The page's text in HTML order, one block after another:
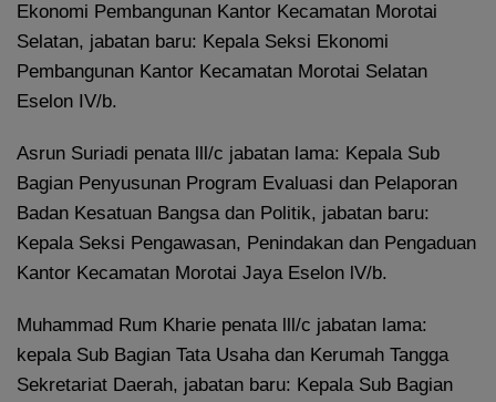
Ekonomi Pembangunan Kantor Kecamatan Morotai
Selatan, jabatan baru: Kepala Seksi Ekonomi
Pembangunan Kantor Kecamatan Morotai Selatan
Eselon IV/b.
Asrun Suriadi penata lll/c jabatan lama: Kepala Sub
Bagian Penyusunan Program Evaluasi dan Pelaporan
Badan Kesatuan Bangsa dan Politik, jabatan baru:
Kepala Seksi Pengawasan, Penindakan dan Pengaduan
Kantor Kecamatan Morotai Jaya Eselon lV/b.
Muhammad Rum Kharie penata lll/c jabatan lama:
kepala Sub Bagian Tata Usaha dan Kerumah Tangga
Sekretariat Daerah, jabatan baru: Kepala Sub Bagian